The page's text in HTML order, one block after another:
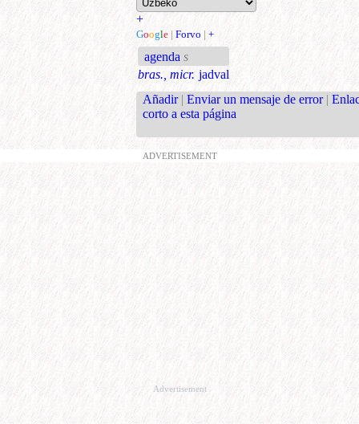
+
Google | Forvo | +
agenda s
bras., micr. jadval
Añadir | Enviar un mensaje de error |
corto a esta página
ADVERTISEMENT
Advertisement